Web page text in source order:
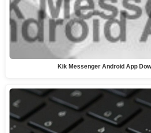
Kik Messenger Android App